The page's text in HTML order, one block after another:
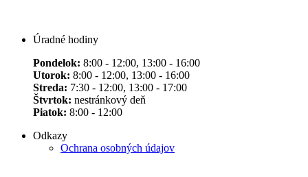
Úradné hodiny
Pondelok: 8:00 - 12:00, 13:00 - 16:00
Utorok: 8:00 - 12:00, 13:00 - 16:00
Streda: 7:30 - 12:00, 13:00 - 17:00
Štvrtok: nestránkový deň
Piatok: 8:00 - 12:00
Odkazy
Ochrana osobných údajov